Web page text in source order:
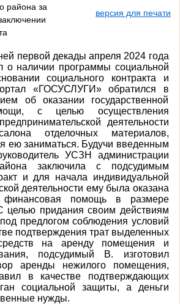
района за
версия для печати
первой декады апреля 2024 года
о наличии программы социальной
социального контракта и
«ГОСУСЛУГИ» обратился в
об оказании государственной
с целью осуществления
деятельности
отделочных материалов,
ею заниматься. Будучи введенным
УСЗН администрации
заключила с подсудимым
и для начала индивидуальной
деятельности ему была оказана
финансовая помощь в размере
целью придания своим действиям
предлогом соблюдения условий
подтверждения трат выделенных
на аренду помещения и
подсудимый В. изготовил
аренды нежилого помещения,
в качестве подтверждающих
социальной защиты, а деньги
нужды.